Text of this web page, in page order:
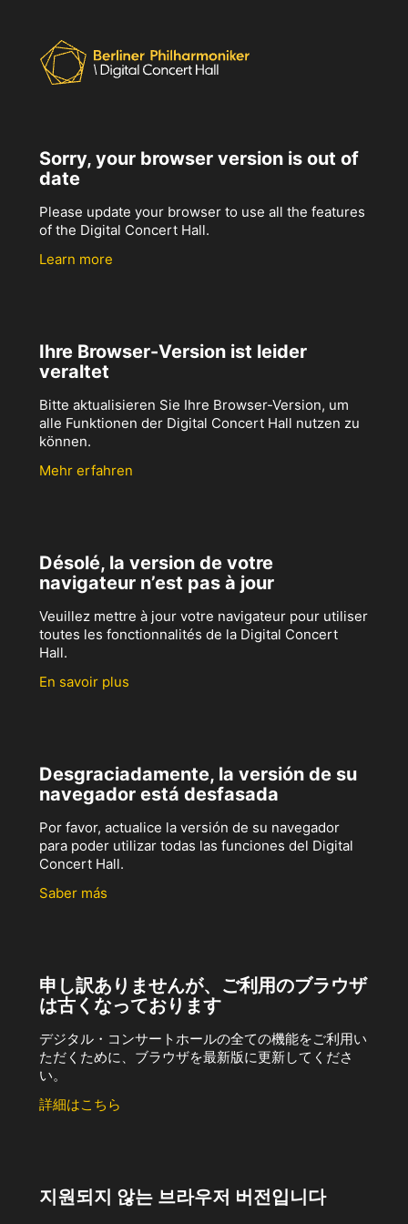
Sorry, your browser version is out of
date
Please update your browser to use all the features
of the Digital Concert Hall.
Learn more
Ihre Browser-Version ist leider
veraltet
Bitte aktualisieren Sie Ihre Browser-Version, um
alle Funktionen der Digital Concert Hall nutzen zu
können.
Mehr erfahren
Désolé, la version de votre
navigateur n’est pas à jour
Veuillez mettre à jour votre navigateur pour utiliser
toutes les fonctionnalités de la Digital Concert
Hall.
En savoir plus
Desgraciadamente, la versión de su
navegador está desfasada
Por favor, actualice la versión de su navegador
para poder utilizar todas las funciones del Digital
Concert Hall.
Saber más
申し訳ありませんが、ご利用のブラウザ
は古くなっております
デジタル・コンサートホールの全ての機能をご利用い
ただくために、ブラウザを最新版に更新してくださ
い。
詳細はこちら
지원되지 않는 브라우저 버전입니다